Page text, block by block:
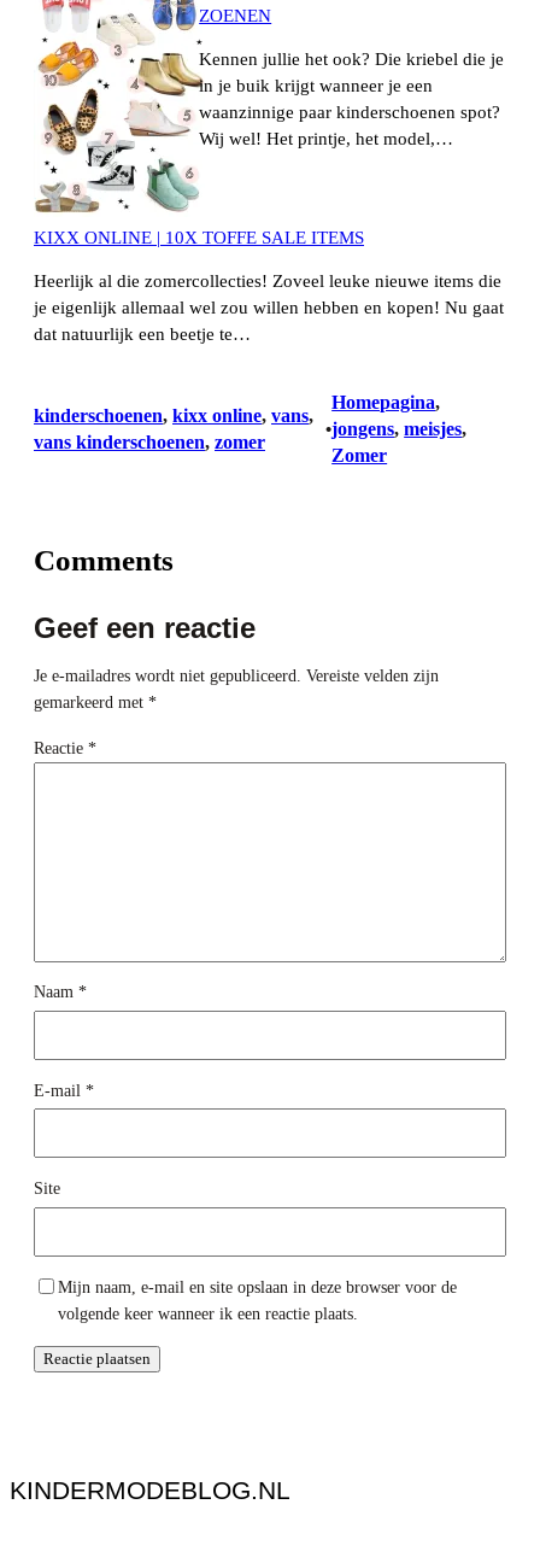
ZOENEN
Kennen jullie het ook? Die kriebel die je
in je buik krijgt wanneer je een
waanzinnige paar kinderschoenen spot?
Wij wel! Het printje, het model,…
KIXX ONLINE | 10X TOFFE SALE ITEMS
Heerlijk al die zomercollecties! Zoveel leuke nieuwe items die
je eigenlijk allemaal wel zou willen hebben en kopen! Nu gaat
dat natuurlijk een beetje te…
kinderschoenen, kixx online, vans
vans kinderschoenen, zomer
•
Homepagina
jongens, meisjes
Zomer
Comments
Geef een reactie
Je e-mailadres wordt niet gepubliceerd. Vereiste velden zijn
gemarkeerd met *
Reactie *
Naam *
E-mail *
Site
Mijn naam, e-mail en site opslaan in deze browser voor de
volgende keer wanneer ik een reactie plaats.
KINDERMODEBLOG.NL